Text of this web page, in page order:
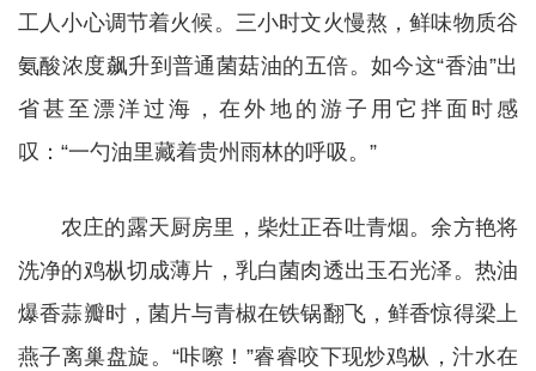
工人小心调节着火候。三小时文火慢熬，鲜味物质谷
氨酸浓度飙升到普通菌菇油的五倍。如今这“香油”出
省甚至漂洋过海，在外地的游子用它拌面时感
叹：“一勺油里藏着贵州雨林的呼吸。”
农庄的露天厨房里，柴灶正吞吐青烟。余方艳将
洗净的鸡枞切成薄片，乳白菌肉透出玉石光泽。热油
爆香蒜瓣时，菌片与青椒在铁锅翻飞，鲜香惊得梁上
燕子离巢盘旋。“咔嚓！”睿睿咬下现炒鸡枞，汁水在